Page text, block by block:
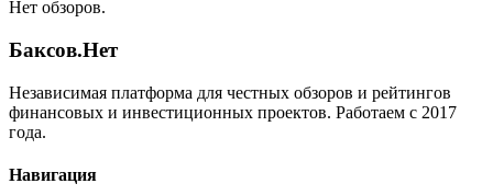
Нет обзоров.
Баксов.Нет
Независимая платформа для честных обзоров и рейтингов
финансовых и инвестиционных проектов. Работаем с 2017
года.
Навигация